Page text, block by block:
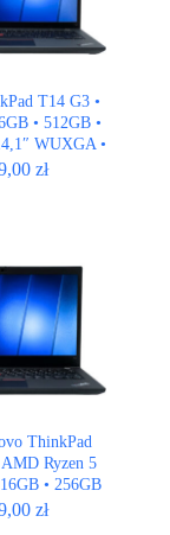
T14 G3 •
• 512GB •
WUXGA •
US • LTE
zł
ThinkPad
Ryzen 5
• 256GB
• 14,1″ Full
zł